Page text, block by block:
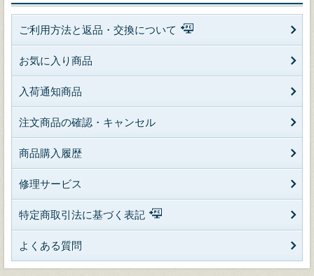
ご利用方法と返品・交換について
お気に入り商品
入荷通知商品
注文商品の確認・キャンセル
商品購入履歴
修理サービス
特定商取引法に基づく表記
よくある質問